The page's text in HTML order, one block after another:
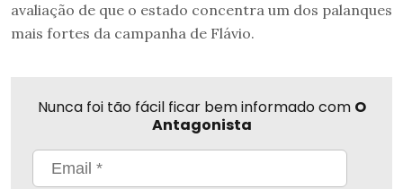
avaliação de que o estado concentra um dos palanques
mais fortes da campanha de Flávio.
Nunca foi tão fácil ficar bem informado com O
Antagonista